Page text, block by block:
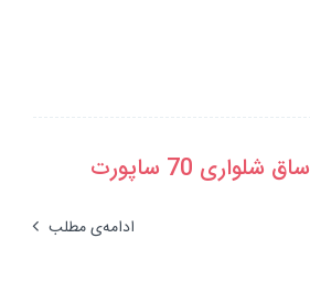
ساق شلواری 70 ساپورت
ادامه‌ی مطلب